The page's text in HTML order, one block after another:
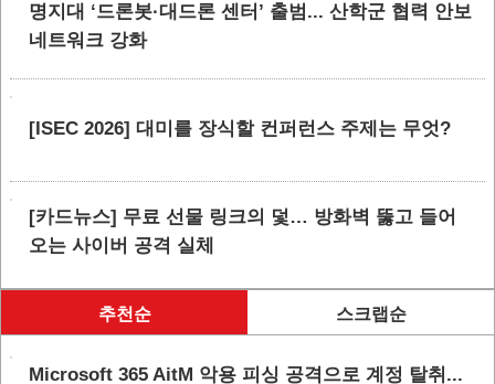
명지대 ‘드론봇·대드론 센터’ 출범... 산학군 협력 안보
네트워크 강화
[ISEC 2026] 대미를 장식할 컨퍼런스 주제는 무엇?
[카드뉴스] 무료 선물 링크의 덫… 방화벽 뚫고 들어
오는 사이버 공격 실체
추천순 스크랩순
Microsoft 365 AitM 악용 피싱 공격으로 계정 탈취...